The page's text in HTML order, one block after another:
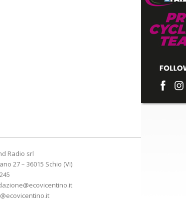
Radio srl
27 – 36015 Schio (VI)